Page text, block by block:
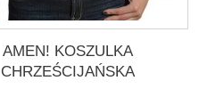
AMEN! KOSZULKA
CHRZEŚCIJAŃSKA